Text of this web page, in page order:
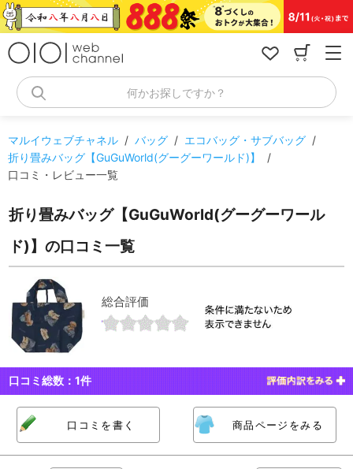
コ
ン
何かお探しですか？
マルイウェブチャネル / バッグ / エコバッグ・サブバッグ /
折り畳みバッグ【GuGuWorld(グーグーワールド)】
/
口コミ・レビュー一覧
折り畳みバッグ【GuGuWorld(グーグーワール
ド)】の口コミ一覧
総合評価
口コミ総数：1件
口コミを書く 商品ページをみる